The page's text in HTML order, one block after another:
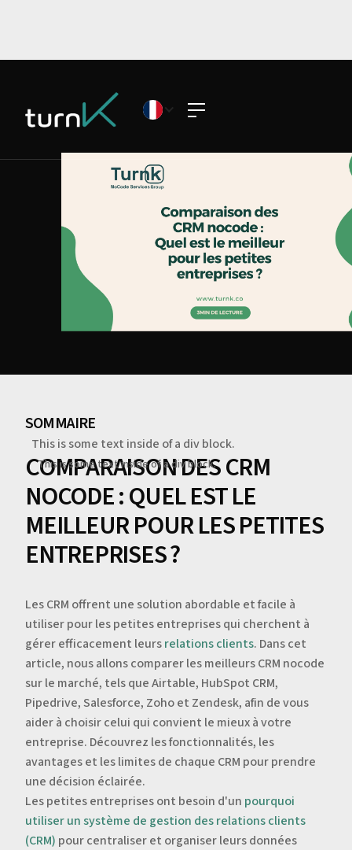
SOMMAIRE
This is some text inside of a div block.
This is some text inside of a div block.
COMPARAISON DES CRM
NOCODE : QUEL EST LE
MEILLEUR POUR LES PETITES
ENTREPRISES ?
Les CRM offrent une solution abordable et facile à
utiliser pour les petites entreprises qui cherchent à
gérer efficacement leursrelations clients. Dans cet
article, nous allons comparer les meilleurs CRM nocode
sur le marché, tels que Airtable, HubSpot CRM,
Pipedrive, Salesforce, Zoho et Zendesk, afin de vous
aider à choisir celui qui convient le mieux à votre
entreprise. Découvrez les fonctionnalités, les
avantages et les limites de chaque CRM pour prendre
une décision éclairée.
Les petites entreprises ont besoin d'un pourquoi
utiliser un système de gestion des relations clients
(CRM) pour centraliser et organiser leurs données